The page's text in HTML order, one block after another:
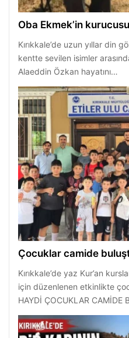
Oba Ekmek’in
Kırıkkale’de uzun yıllar din
kentte sevilen isimler
Alaeddin Özkan hayatını…
Çocuklar camide
Kırıkkale’de yaz Kur’an
için düzenlenen etkinlikte
HAYDİ ÇOCUKLAR CAMİDE